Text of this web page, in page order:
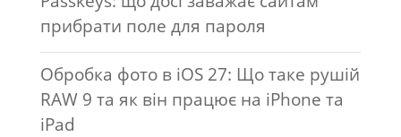
прибрати поле для пароля
Обробка фото в iOS 27: Що таке рушій
RAW 9 та як він працює на iPhone та
iPad